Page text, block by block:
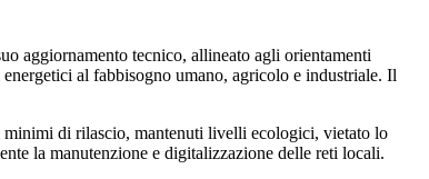
aggiornamento tecnico, allineato agli orientamenti
al fabbisogno umano, agricolo e industriale. Il
di rilascio, mantenuti livelli ecologici, vietato lo
la manutenzione e digitalizzazione delle reti locali.